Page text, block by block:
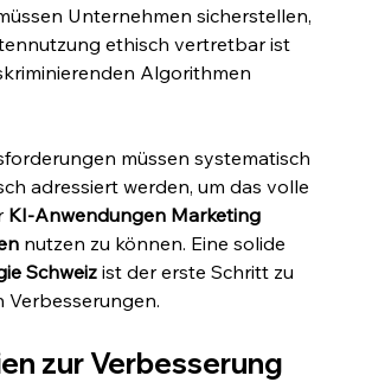
Unternehmen sicherstellen,
ethisch vertretbar ist
Algorithmen
müssen systematisch
adressiert werden, um das volle
KI-Anwendungen Marketing
nutzen zu können. Eine solide
Schweiz ist der erste Schritt zu
Verbesserungen.
zur Verbesserung